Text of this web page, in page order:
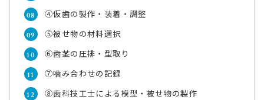
④仮歯の製作・装着・調整
⑤被せ物の材料選択
⑥歯茎の圧排・型取り
⑦噛み合わせの記録
⑧歯科技工士による模型・被せ物の製作